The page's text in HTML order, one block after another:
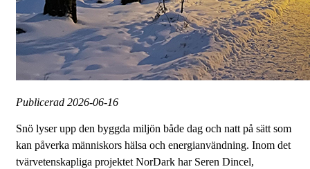
Publicerad 2026-06-16
Snö lyser upp den byggda miljön både dag och natt på sätt som
kan påverka människors hälsa och energianvändning. ​Inom det
tvärvetenskapliga projektet NorDark har Seren Dincel,